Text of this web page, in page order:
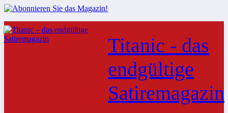
Zum
Inhalt
springen
Titanic - das
endgültige
Satiremagazin